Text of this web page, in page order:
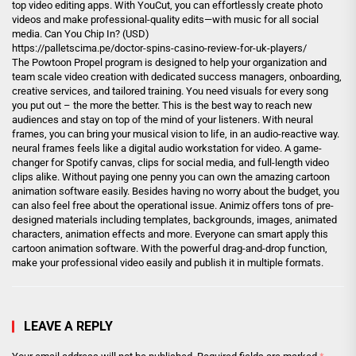
top video editing apps. With YouCut, you can effortlessly create photo
videos and make professional-quality edits—with music for all social
media. Can You Chip In? (USD)
https://palletscima.pe/doctor-spins-casino-review-for-uk-players/
The Powtoon Propel program is designed to help your organization and
team scale video creation with dedicated success managers, onboarding,
creative services, and tailored training. You need visuals for every song
you put out – the more the better. This is the best way to reach new
audiences and stay on top of the mind of your listeners. With neural
frames, you can bring your musical vision to life, in an audio-reactive way.
neural frames feels like a digital audio workstation for video. A game-
changer for Spotify canvas, clips for social media, and full-length video
clips alike. Without paying one penny you can own the amazing cartoon
animation software easily. Besides having no worry about the budget, you
can also feel free about the operational issue. Animiz offers tons of pre-
designed materials including templates, backgrounds, images, animated
characters, animation effects and more. Everyone can smart apply this
cartoon animation software. With the powerful drag-and-drop function,
make your professional video easily and publish it in multiple formats.
LEAVE A REPLY